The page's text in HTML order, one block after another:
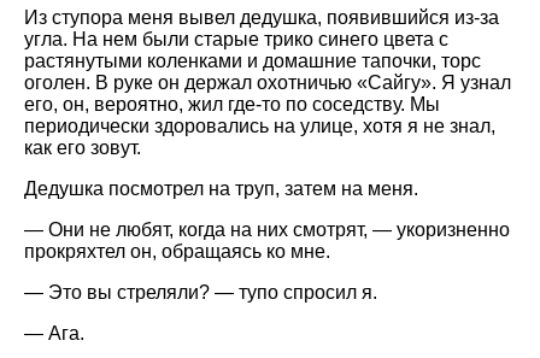
Из ступора меня вывел дедушка, появившийся из-за
угла. На нем были старые трико синего цвета с
растянутыми коленками и домашние тапочки, торс
оголен. В руке он держал охотничью
Сайгу . Я узнал
его, он, вероятно, жил где-то по соседству. Мы
периодически здоровались на улице, хотя я не знал,
как его зовут.
Дедушка посмотрел на труп, затем на меня.
— Они не любят, когда на них смотрят, — укоризненно
прокряхтел он, обращаясь ко мне.
— Это вы стреляли? — тупо спросил я.
— Ага.